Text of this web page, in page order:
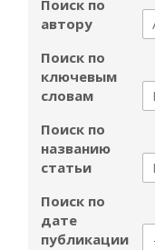
Поиск по
автору
Поиск по
ключевым
словам
Поиск по
названию
статьи
Поиск по
дате
публикации